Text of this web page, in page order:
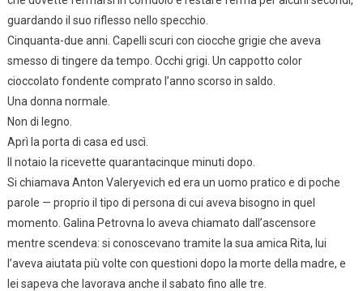
guardando il suo riflesso nello specchio.
Cinquanta-due anni. Capelli scuri con ciocche grigie che aveva
smesso di tingere da tempo. Occhi grigi. Un cappotto color
cioccolato fondente comprato l’anno scorso in saldo.
Una donna normale.
Non di legno.
Aprì la porta di casa ed uscì.
Il notaio la ricevette quarantacinque minuti dopo.
Si chiamava Anton Valeryevich ed era un uomo pratico e di poche
parole — proprio il tipo di persona di cui aveva bisogno in quel
momento. Galina Petrovna lo aveva chiamato dall’ascensore
mentre scendeva: si conoscevano tramite la sua amica Rita, lui
l’aveva aiutata più volte con questioni dopo la morte della madre, e
lei sapeva che lavorava anche il sabato fino alle tre.